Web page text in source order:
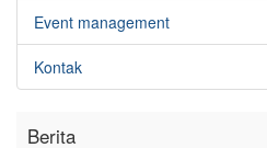
Event management
Kontak
Berita